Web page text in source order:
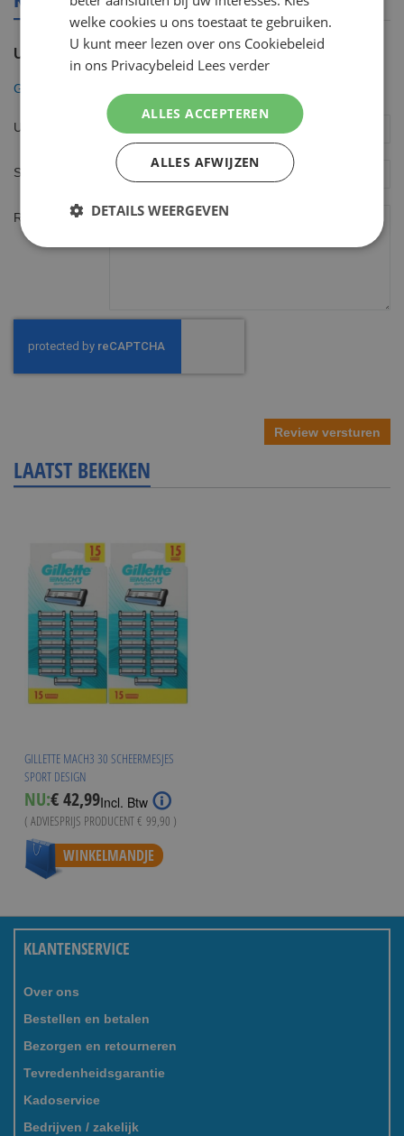
U plaatst een review over:
Gillette Mach3 30 Scheermesjes sport design
Uw naam
Samenvatting
Review
Review versturen
LAATST BEKEKEN
GILLETTE MACH3 30 SCHEERMESJES
SPORT DESIGN
NU:€ 42,99Incl. Btw
( ADVIESPRIJS PRODUCENT€ 99,90 )
WINKELMANDJE
KLANTENSERVICE
Over ons
Bestellen en betalen
Bezorgen en retourneren
Tevredenheidsgarantie
Kadoservice
Bedrijven / zakelijk
welke cookies u ons toestaat te gebruiken.
U kunt meer lezen over ons Cookiebeleid
in ons Privacybeleid Lees verder
ALLES ACCEPTEREN
ALLES AFWIJZEN
DETAILS WEERGEVEN